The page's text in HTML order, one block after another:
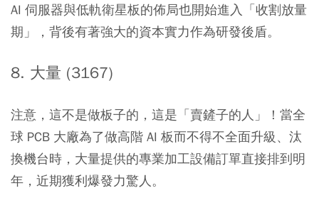
AI 伺服器與低軌衛星板的佈局也開始進入「收割放量
期」，背後有著強大的資本實力作為研發後盾。
8. 大量 (3167)
注意，這不是做板子的，這是「賣鏟子的人」！當全
球 PCB 大廠為了做高階 AI 板而不得不全面升級、汰
換機台時，大量提供的專業加工設備訂單直接排到明
年，近期獲利爆發力驚人。